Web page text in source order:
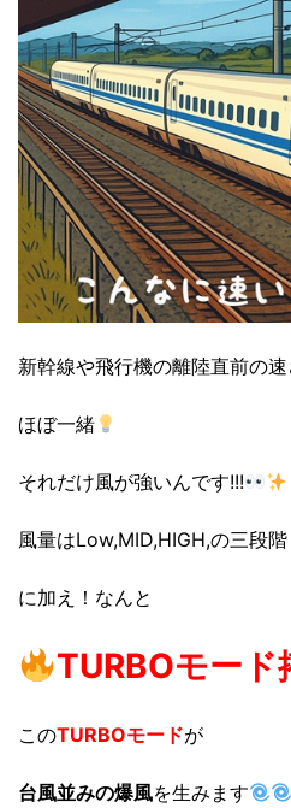
新幹線や飛行機の離陸直前の速
ほぼ一緒
それだけ風が強いんです!!!
風量はLow,MID,HIGH,の三段階
に加え！なんと
TURBOモード
このTURBOモードが
台風並みの爆風を生みます